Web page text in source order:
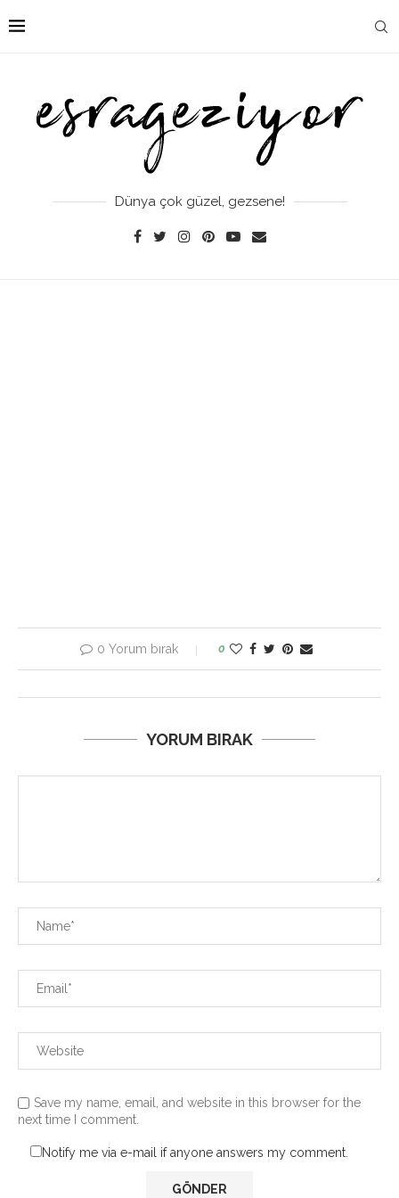
Dünya çok güzel, gezsene!
0 Yorum bırak 0
YORUM BIRAK
Save my name, email, and website in this browser for the
next time I comment.
Notify me via e-mail if anyone answers my comment.